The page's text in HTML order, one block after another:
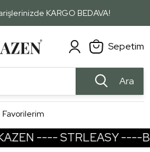
KARGO BEDAVA!
Sepetim
Ara
Favorilerim
---- STRLEASY ----